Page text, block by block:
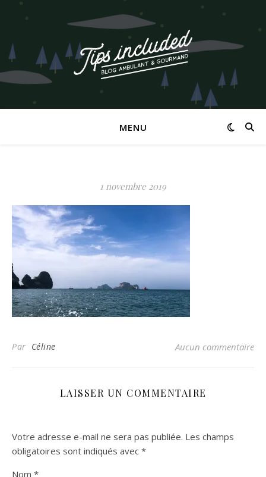
MENU
1 novembre 2019
Par Céline Aucun commentaire
LAISSER UN COMMENTAIRE
Votre adresse e-mail ne sera pas publiée. Les champs
obligatoires sont indiqués avec *
Nom *